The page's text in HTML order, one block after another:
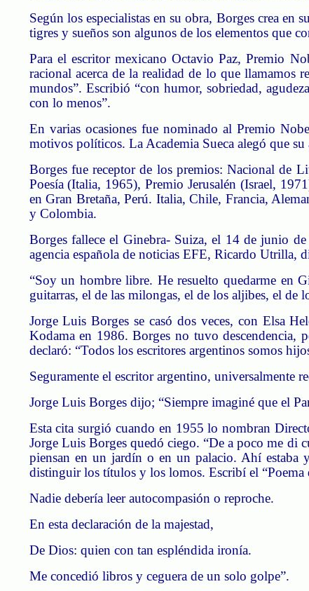
Según los especialistas en su obra, Borges crea
tigres y sueños son algunos de los elementos que
Para el escritor mexicano Octavio Paz, Premio
racional acerca de la realidad de lo que
mundos”. Escribió “con humor, sobriedad,
con lo menos”.
En varias ocasiones fue nominado al Premio
motivos políticos. La Academia Sueca alegó que
Borges fue receptor de los premios: Nacional de
Poesía (Italia, 1965), Premio Jerusalén (Israel,
en Gran Bretaña, Perú. Italia, Chile, Francia,
y Colombia.
Borges fallece el Ginebra- Suiza, el 14 de junio
agencia española de noticias EFE, Ricardo Utrilla,
“Soy un hombre libre. He resuelto quedarme en
guitarras, el de las milongas, el de los aljibes, el de
Jorge Luis Borges se casó dos veces, con Elsa
Kodama en 1986. Borges no tuvo
declaró: “Todos los escritores argentinos somos
Seguramente el escritor argentino, universalmente
Jorge Luis Borges dijo; “Siempre imaginé que el
Esta cita surgió cuando en 1955 lo nombran
Jorge Luis Borges quedó ciego. “De a poco me di
piensan en un jardín o en un palacio. Ahí estaba
distinguir los títulos y los lomos. Escribí el “Poema
Nadie debería leer autocompasión o reproche.
En esta declaración de la majestad,
De Dios: quien con tan espléndida ironía.
Me concedió libros y ceguera de un solo golpe”.